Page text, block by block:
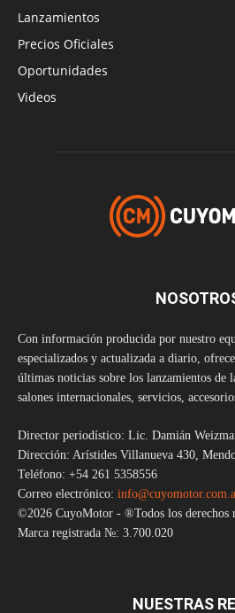
Lanzamientos
Precios Oficiales
Oportunidades
Videos
Con información producida por nuestro
especializados y actualizada a diario,
últimas noticias sobre los lanzamientos de
salones internacionales, servicios,
Director periodístico: Lic. Damián
Dirección: Arístides Villanueva 430,
Teléfono: +54 261 5358556
Correo electrónico:
©2026 CuyoMotor - ®Todos los derechos
Marca registrada №: 3.700.020
NUESTRAS